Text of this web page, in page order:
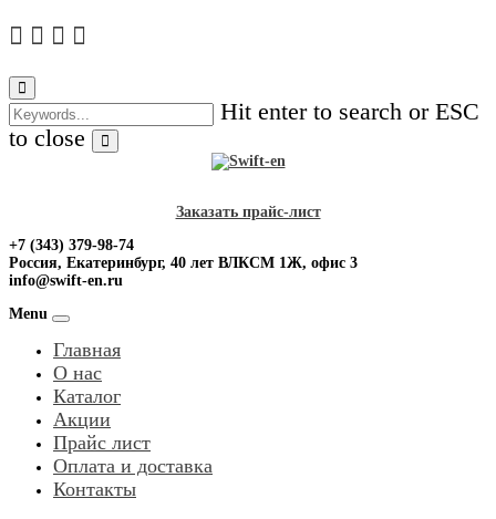
Skip
to
Hit enter to search or ESC
to close
Заказать прайс-лист
+7 (343) 379-98-74
Россия, Екатеринбург, 40 лет ВЛКСМ 1Ж, офис 3
info@swift-en.ru
Menu
Главная
О нас
Каталог
Акции
Прайс лист
Оплата и доставка
Контакты